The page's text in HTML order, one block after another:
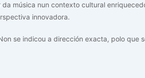
música nun contexto cultural
innovadora.
se indicou a dirección exacta, polo que